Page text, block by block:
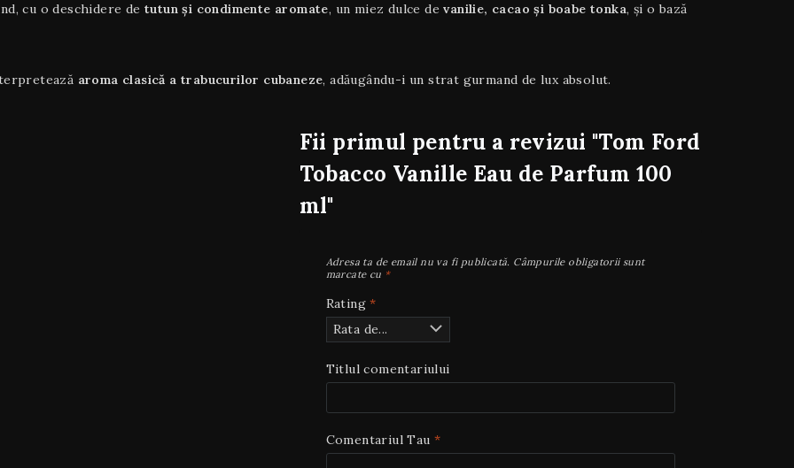
cu o deschidere de tutun și condimente aromate, un miez dulce devanilie, cacao și boabe tonka, și o bază
aroma clasică a trabucurilor cubaneze, adăugându-i un strat gurmand de lux absolut.
Fii primul pentru a revizui "Tom Ford
Tobacco Vanille Eau de Parfum 100
ml"
Adresa ta de email nu va fi publicată. Câmpurile obligatorii sunt
marcate cu *
Rating*
Titlul comentariului
Comentariul Tau *